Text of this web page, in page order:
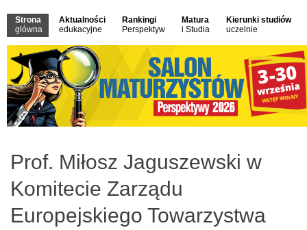
Strona
główna
Aktualności
edukacyjne
Rankingi
Perspektyw
Matura
i Studia
Kierunki studiów
uczelnie
Prof. Miłosz Jaguszewski w
Komitecie Zarządu
Europejskiego Towarzystwa